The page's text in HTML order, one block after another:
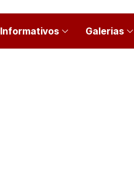
Informativos Galerias